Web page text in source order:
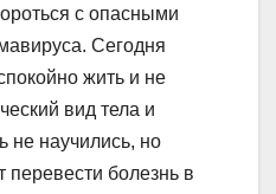
с опасными
Сегодня
жить и не
вид тела и
не научились, но
болезнь в